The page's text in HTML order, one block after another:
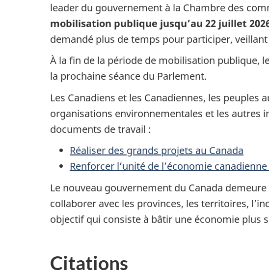
leader du gouvernement à la Chambre des
mobilisation publique jusqu’au 22 juillet 202
demandé plus de temps pour participer,
À la fin de la période de mobilisation publique,
la prochaine séance du Parlement.
Les Canadiens et les Canadiennes, les
organisations environnementales et les autres
documents de travail :
Réaliser des grands projets au Canada
Renforcer l’unité de l’économie
Le nouveau gouvernement du Canada
collaborer avec les provinces, les territoires,
objectif qui consiste à bâtir une économie plus
Citations